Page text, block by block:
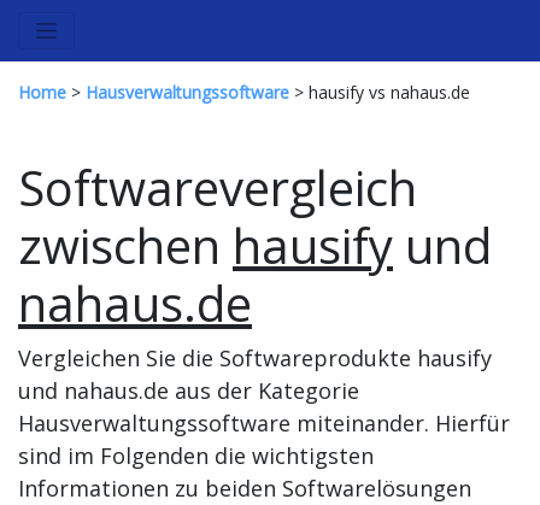
Home > Hausverwaltungssoftware > hausify vs nahaus.de
Softwarevergleich
zwischen hausify und
nahaus.de
Vergleichen Sie die Softwareprodukte hausify
und nahaus.de aus der Kategorie
Hausverwaltungssoftware miteinander. Hierfür
sind im Folgenden die wichtigsten
Informationen zu beiden Softwarelösungen